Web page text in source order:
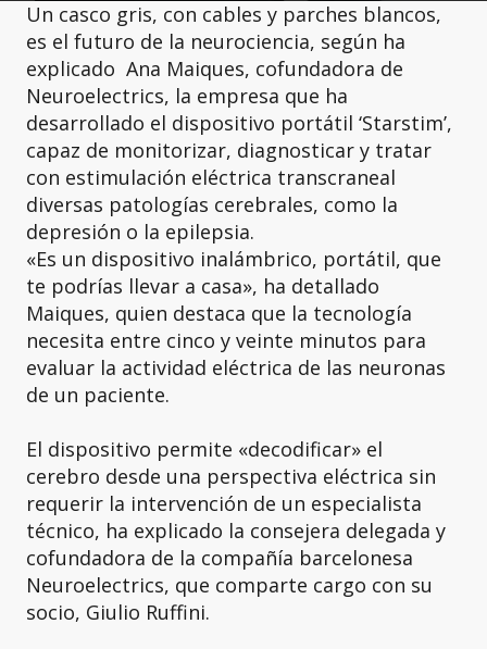
Un casco gris, con cables y parches blancos,
es el futuro de la neurociencia, según ha
explicado Ana Maiques, cofundadora de
Neuroelectrics, la empresa que ha
desarrollado el dispositivo portátil ‘Starstim’,
capaz de monitorizar, diagnosticar y tratar
con estimulación eléctrica transcraneal
diversas patologías cerebrales, como la
depresión o la epilepsia.
«Es un dispositivo inalámbrico, portátil, que
te podrías llevar a casa», ha detallado
Maiques, quien destaca que la tecnología
necesita entre cinco y veinte minutos para
evaluar la actividad eléctrica de las neuronas
de un paciente.
El dispositivo permite «decodificar» el
cerebro desde una perspectiva eléctrica sin
requerir la intervención de un especialista
técnico, ha explicado la consejera delegada y
cofundadora de la compañía barcelonesa
Neuroelectrics, que comparte cargo con su
socio, Giulio Ruffini.